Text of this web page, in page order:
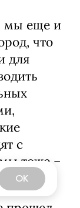
OK
мы еще и
что
для
с
тоже –